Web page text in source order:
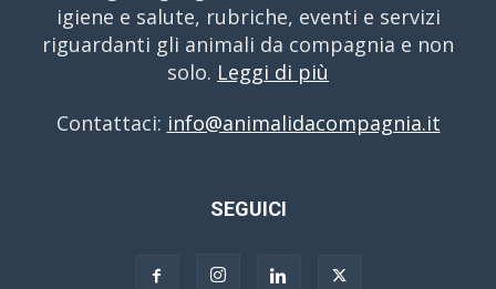
igiene e salute, rubriche, eventi e servizi
riguardanti gli animali da compagnia e non
solo. Leggi di più
Contattaci: info@animalidacompagnia.it
SEGUICI